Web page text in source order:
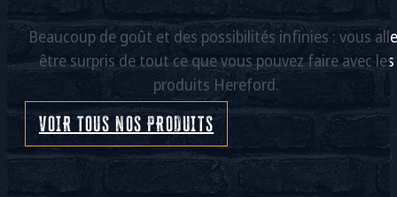
Beaucoup de goût et des possibilités infinies : vous
être surpris de tout ce que vous pouvez faire avec les
produits Hereford.
VOIR TOUS NOS PRODUITS